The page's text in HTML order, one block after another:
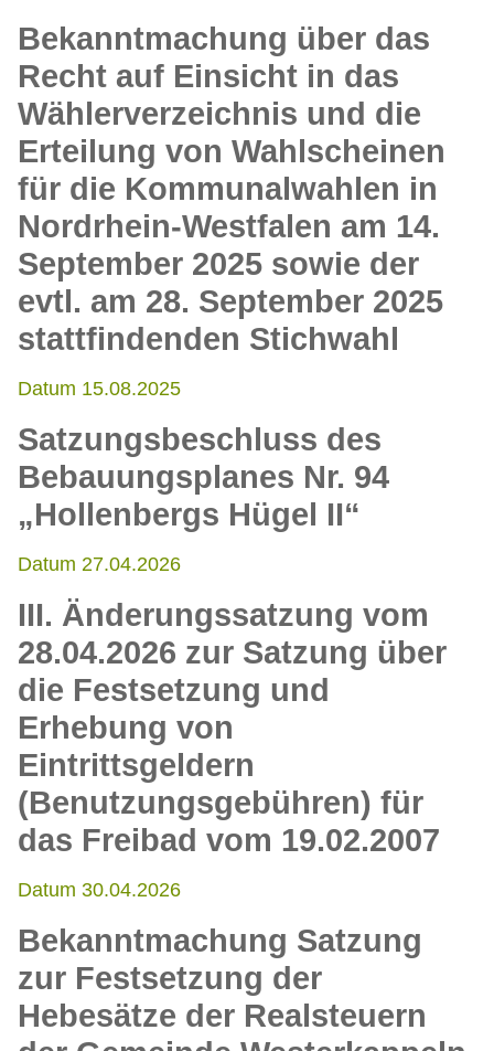
Bekanntmachung über das
Recht auf Einsicht in das
Wählerverzeichnis und die
Erteilung von Wahlscheinen
für die Kommunalwahlen in
Nordrhein-Westfalen am 14.
September 2025 sowie der
evtl. am 28. September 2025
stattfindenden Stichwahl
Datum 15.08.2025
Satzungsbeschluss des
Bebauungsplanes Nr. 94
„Hollenbergs Hügel II“
Datum 27.04.2026
III. Änderungssatzung vom
28.04.2026 zur Satzung über
die Festsetzung und
Erhebung von
Eintrittsgeldern
(Benutzungsgebühren) für
das Freibad vom 19.02.2007
Datum 30.04.2026
Bekanntmachung Satzung
zur Festsetzung der
Hebesätze der Realsteuern